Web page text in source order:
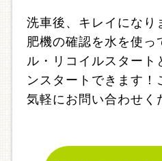
洗車後、キレイになり
肥機の確認を水を使っ
ル・リコイルスタート
ンスタートできます！
気軽にお問い合わせく